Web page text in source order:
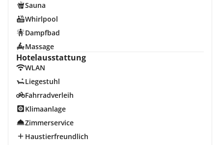
Sauna
Whirlpool
Dampfbad
Massage
Hotelausstattung
WLAN
Liegestuhl
Fahrradverleih
Klimaanlage
Zimmerservice
Haustierfreundlich